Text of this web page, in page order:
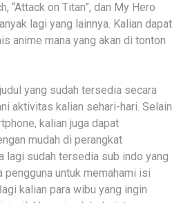
“Attack on Titan”, dan My Hero
lagi yang lainnya. Kalian dapat
anime mana yang akan di tonton
yang sudah tersedia secara
aktivitas kalian sehari-hari. Selain
kalian juga dapat
mudah di perangkat
lagi sudah tersedia sub indo yang
pengguna untuk memahami isi
kalian para wibu yang ingin